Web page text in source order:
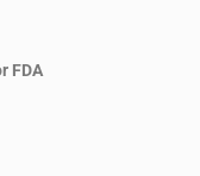
por FDA